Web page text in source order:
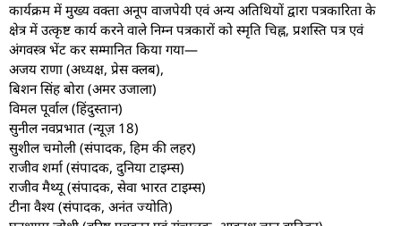
कार्यक्रम में मुख्य वक्ता अनूप वाजपेयी एवं अन्य अतिथियों द्वारा पत्रकारिता के
क्षेत्र में उत्कृष्ट कार्य करने वाले निम्न पत्रकारों को स्मृति चिह्न, प्रशस्ति पत्र एवं
अंगवस्त्र भेंट कर सम्मानित किया गया—
अजय राणा (अध्यक्ष, प्रेस क्लब),
बिशन सिंह बोरा (अमर उजाला)
विमल पूर्वाल (हिंदुस्तान)
सुनील नवप्रभात (न्यूज़ 18)
सुशील चमोली (संपादक, हिम की लहर)
राजीव शर्मा (संपादक, दुनिया टाइम्स)
राजीव मैथ्यू (संपादक, सेवा भारत टाइम्स)
टीना वैश्य (संपादक, अनंत ज्योति)